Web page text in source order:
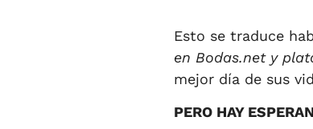
Esto se traduce
en Bodas.net y
mejor día de sus
PERO HAY